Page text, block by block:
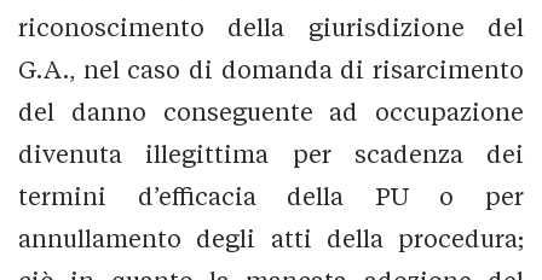
riconoscimento della giurisdizione del
G.A., nel caso di domanda di risarcimento
del danno conseguente ad occupazione
divenuta illegittima per scadenza dei
termini d’efficacia della PU o per
annullamento degli atti della procedura;